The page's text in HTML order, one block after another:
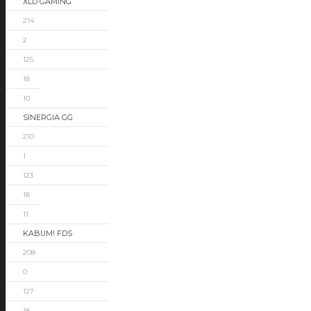
214
2
125
18
10
SINERGIA GG
210
1
123
18
11
KABUM! FDS
208
0
127